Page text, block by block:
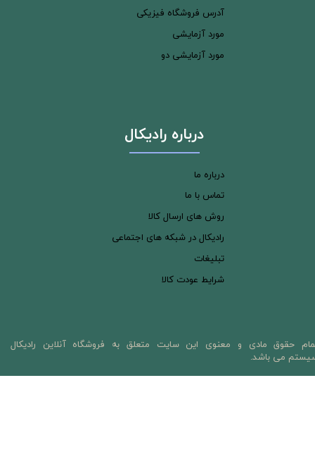
حقوق مادی و معنوی این سایت متعلق به فروشگاه آنلاین رادیکال
می باشد.
آدرس فروشگاه فیزیکی
مورد آزمایشی
مورد آزمایشی دو
درباره رادیکال
درباره ما
تماس با ما
روش های ارسال کالا
رادیکال در شبکه های اجتماعی
تبلیغات
شرایط عودت کالا